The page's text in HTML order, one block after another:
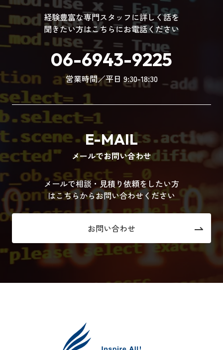
経験豊富な専門スタッフに詳しく話を
聞きたい方はこちらにお電話ください
06-6943-9225
営業時間／平日 9:30-18:30
E-MAIL
メールでお問い合わせ
メールで相談・見積り依頼をしたい方
はこちらからお問い合わせください
お問い合わせ